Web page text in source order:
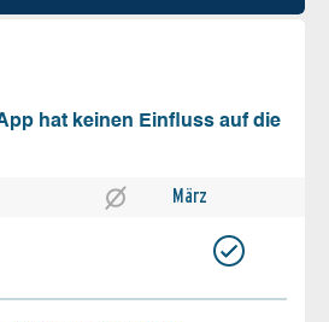
hat keinen Einfluss auf die
März